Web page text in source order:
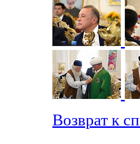
Возврат к